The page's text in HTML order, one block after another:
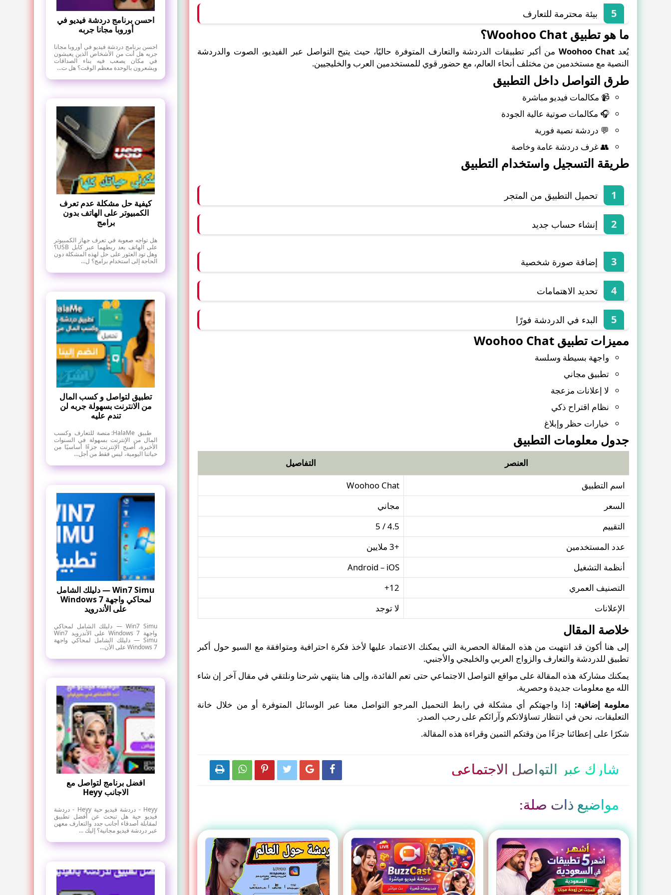
بيئة محترمة للتعارف
ما هو تطبيق Woohoo Chat؟
يُعد Woohoo Chat من أكبر تطبيقات الدردشة والتعارف المتوفرة حاليًا، حيث يتيح التواصل عبر الفيديو، الصوت والدردشة
النصية مع مستخدمين من مختلف أنحاء العالم، مع حضور قوي للمستخدمين العرب والخليجيين.
طرق التواصل داخل التطبيق
📹 مكالمات فيديو مباشرة
🎧 مكالمات صوتية عالية الجودة
💬 دردشة نصية فورية
👥 غرف دردشة عامة وخاصة
طريقة التسجيل واستخدام التطبيق
تحميل التطبيق من المتجر
إنشاء حساب جديد
إضافة صورة شخصية
تحديد الاهتمامات
البدء في الدردشة فورًا
مميزات تطبيق Woohoo Chat
واجهة بسيطة وسلسة
تطبيق مجاني
لا إعلانات مزعجة
نظام اقتراح ذكي
خيارات حظر وإبلاغ
جدول معلومات التطبيق
العنصر
التفاصيل
اسم التطبيق
Woohoo Chat
السعر
مجاني
التقييم
4.5 / 5
عدد المستخدمين
+3 ملايين
أنظمة التشغيل
Android – iOS
التصنيف العمري
12+
الإعلانات
لا توجد
خلاصة المقال
إلى هنا أكون قد انتهيت من هذه المقالة الحصرية التي يمكنك الاعتماد عليها لأخذ فكرة احترافية ومتوافقة مع السيو حول أكبر
تطبيق للدردشة والتعارف والزواج العربي والخليجي والأجنبي.
يمكنك مشاركة هذه المقالة على مواقع التواصل الاجتماعي حتى تعم الفائدة، وإلى هنا ينتهي شرحنا ونلتقي في مقال آخر إن شاء
الله مع معلومات جديدة وحصرية.
معلومة إضافية: إذا واجهتكم أي مشكلة في رابط التحميل المرجو التواصل معنا عبر الوسائل المتوفرة أو من خلال خانة
التعليقات، نحن في انتظار تساؤلاتكم وآرائكم على رحب الصدر.
شكرًا على إعطائنا جزءًا من وقتكم الثمين وقراءة هذه المقالة.
شارك عبر التواصل الاجتماعي 





مواضيع ذات صلة:
احسن برنامج دردشة فيديو في
أوروبا مجانا جربه
احسن برنامج دردشة فيديو في أوروبا مجانا
جربه هل أنت من الأشخاص الذين يعيشون
في مكان يصعب فيه بناء الصداقات
ويشعرون بالوحدة معظم الوقت؟ هل ت...
كيفية حل مشكلة عدم تعرف
الكمبيوتر على الهاتف بدون
برامج
هل تواجه صعوبة في تعرف جهاز الكمبيوتر
على الهاتف بعد ربطهما عبر كابل USB؟
وهل تود العثور على حل لهذه المشكلة دون
الحاجة إلى استخدام برامج؟ ل...
تطبيق لتواصل و كسب المال
من الانترنت بسهولة جربه لن
تندم عليه
طبيق HalaMe: منصة للتعارف وكسب
المال من الإنترنت بسهولة في السنوات
الأخيرة، أصبح الإنترنت جزءًا أساسيًا من
حياتنا اليومية، ليس فقط من أجل...
Win7 Simu — دليلك الشامل
لمحاكي واجهة Windows 7
على الأندرويد
Win7 Simu — دليلك الشامل لمحاكي
واجهة Windows 7 على الأندرويد Win7
Simu — دليلك الشامل لمحاكي واجهة
Windows 7 على الأن...
افضل برنامج لتواصل مع
الاجانب Heyy
Heyy - دردشة فيديو حية Heyy - دردشة
فيديو حية هل تبحث عن أفضل تطبيق
لمقابلة أصدقاء أجانب جدد والتعارف معهن
عبر دردشة فيديو مجانية؟ إليك ...